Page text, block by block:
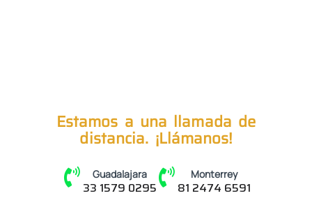
Estamos a una llamada de
distancia. ¡Llámanos!
Guadalajara
33 1579 0295
Monterrey
81 2474 6591